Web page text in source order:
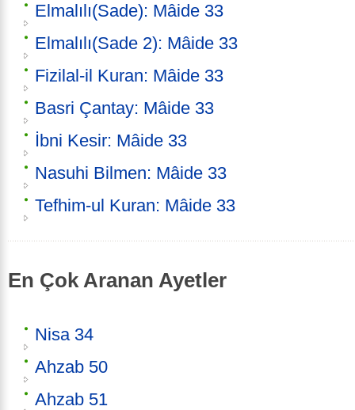
Elmalılı(Sade): Mâide 33
Elmalılı(Sade 2): Mâide 33
Fizilal-il Kuran: Mâide 33
Basri Çantay: Mâide 33
İbni Kesir: Mâide 33
Nasuhi Bilmen: Mâide 33
Tefhim-ul Kuran: Mâide 33
En Çok Aranan Ayetler
Nisa 34
Ahzab 50
Ahzab 51